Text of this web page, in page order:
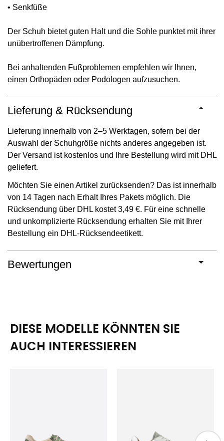
• Senkfüße
Der Schuh bietet guten Halt und die Sohle punktet mit ihrer
unübertroffenen Dämpfung.
Bei anhaltenden Fußproblemen empfehlen wir Ihnen,
einen Orthopäden oder Podologen aufzusuchen.
Lieferung & Rücksendung
Lieferung innerhalb von 2–5 Werktagen, sofern bei der
Auswahl der Schuhgröße nichts anderes angegeben ist.
Der Versand ist kostenlos und Ihre Bestellung wird mit DHL
geliefert.
Möchten Sie einen Artikel zurücksenden? Das ist innerhalb
von 14 Tagen nach Erhalt Ihres Pakets möglich. Die
Rücksendung über DHL kostet 3,49 €. Für eine schnelle
und unkomplizierte Rücksendung erhalten Sie mit Ihrer
Bestellung ein DHL-Rücksendeetikett.
Bewertungen
DIESE MODELLE KÖNNTEN SIE
AUCH INTERESSIEREN